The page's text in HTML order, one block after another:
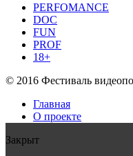
PERFOMANCE
DOC
FUN
PROF
18+
© 2016 Фестиваль
Главная
О проекте
Закрыт